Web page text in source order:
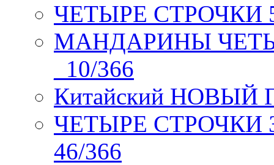
ЧЕТЫРЕ СТРОЧКИ 5
МАНДАРИНЫ
_10/366
Китайский НОВЫЙ
ЧЕТЫРЕ СТРОЧКИ
46/366